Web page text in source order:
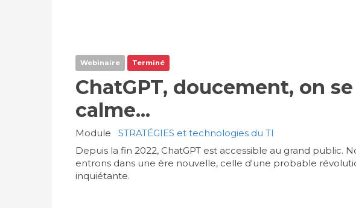
Webinaire Terminé
ChatGPT, doucement, on se
calme...
Module
STRATÉGIES et technologies du TI
Depuis la fin 2022, ChatGPT est accessible au grand public.
entrons dans une ère nouvelle, celle d'une probable
inquiétante.